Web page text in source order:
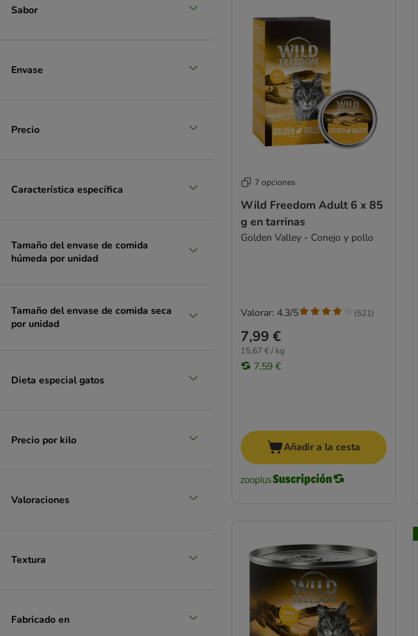
(1)
Sabor
Envase
Precio
Característica específica
Tamaño del envase de comida
húmeda por unidad
Tamaño del envase de comida seca
por unidad
Dieta especial gatos
Precio por kilo
Valoraciones
Textura
Fabricado en
7 opciones
Wild Freedom Adult 6 x 85
g en tarrinas
Golden Valley - Conejo y pollo
7,99 €
15,67 € / kg
7,59 €
Valorar: 4.3/5 (521)
Añadir a la cesta